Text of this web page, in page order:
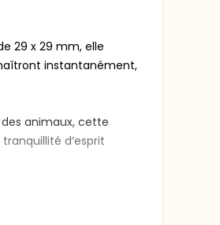
29 x 29 mm, elle
instantanément,
animaux, cette
d’esprit